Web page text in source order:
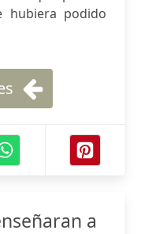
hubiera podido
a